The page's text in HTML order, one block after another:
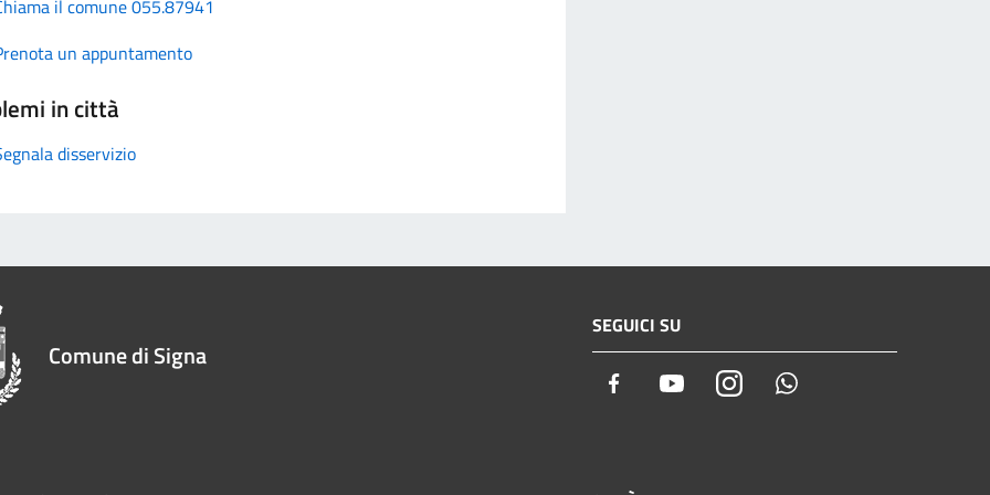
il comune 055.87941
un appuntamento
in città
disservizio
Comune di Signa
SEGUICI SU
Facebook YoutubeInstagram